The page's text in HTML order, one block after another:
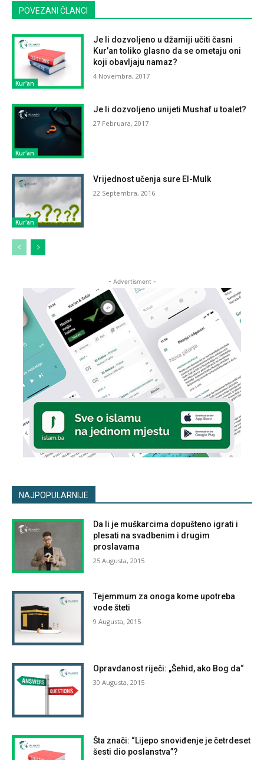
POVEZANI ČLANCI
Kur'an
Je li dozvoljeno u džamiji učiti časni
Kur’an toliko glasno da se ometaju oni
koji obavljaju namaz?
4 Novembra, 2017
Kur'an
Je li dozvoljeno unijeti Mushaf u toalet?
27 Februara, 2017
Kur'an
Vrijednost učenja sure El-Mulk
22 Septembra, 2016
- Advertisment -
NAJPOPULARNIJE
Da li je muškarcima dopušteno igrati i
plesati na svadbenim i drugim
proslavama
25 Augusta, 2015
Tejemmum za onoga kome upotreba
vode šteti
9 Augusta, 2015
Opravdanost riječi: „Šehid, ako Bog da“
30 Augusta, 2015
Šta znači: “Lijepo snoviđenje je četrdeset
šesti dio poslanstva”?